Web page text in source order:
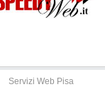
Servizi Web Pisa